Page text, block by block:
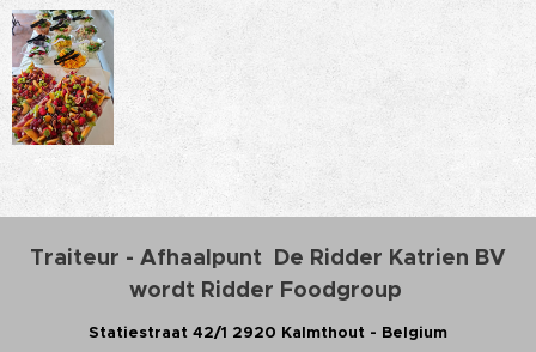
Traiteur - Afhaalpunt De Ridder Katrien BV
wordt Ridder Foodgroup
Statiestraat 42/1 2920 Kalmthout - Belgium